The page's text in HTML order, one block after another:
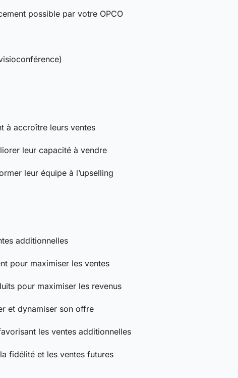
possible par votre OPCO
à accroître leurs ventes
leur capacité à vendre
leur équipe à l’upselling
additionnelles
pour maximiser les ventes
pour maximiser les revenus
et dynamiser son offre
les ventes additionnelles
fidélité et les ventes futures